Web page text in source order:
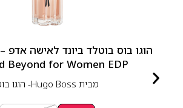
Bottled Beyond for Women EDP
מבית Hugo Boss- הוגו בוס